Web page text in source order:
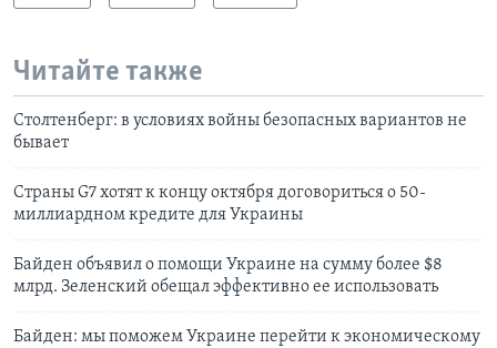
Читайте также
Столтенберг: в условиях войны безопасных вариантов не
бывает
Страны G7 хотят к концу октября договориться о 50-
миллиардном кредите для Украины
Байден объявил о помощи Украине на сумму более $8
млрд. Зеленский обещал эффективно ее использовать
Байден: мы поможем Украине перейти к экономическому